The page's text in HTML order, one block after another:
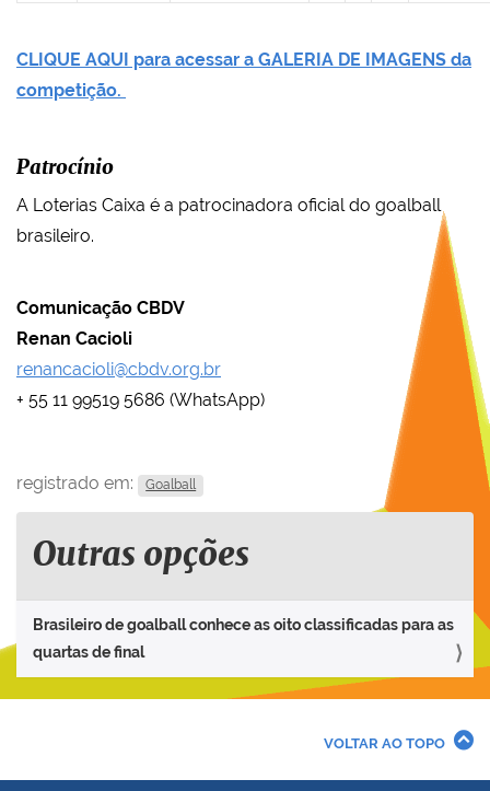
CLIQUE AQUI para acessar a GALERIA DE IMAGENS da
competição.
Patrocínio
A Loterias Caixa é a patrocinadora oficial do goalball
brasileiro.
Comunicação CBDV
Renan Cacioli
renancacioli@cbdv.org.br
+ 55 11 99519 5686 (WhatsApp)
registrado em: Goalball
Outras opções
Brasileiro de goalball conhece as oito classificadas para as
quartas de final
VOLTAR AO TOPO